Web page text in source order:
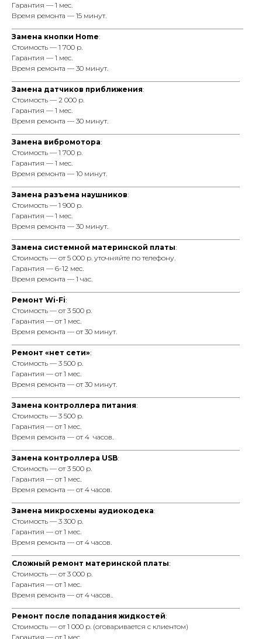
Гарантия — 1 мес.
Время ремонта — 15 минут.
Замена кнопки Home:
Стоимость — 1 700 р.
Гарантия — 1 мес.
Время ремонта — 30 минут.
Замена датчиков приближения:
Стоимость — 2 000 р.
Гарантия — 1 мес.
Время ремонта — 30 минут.
Замена вибромотора:
Стоимость — 1 700 р.
Гарантия — 1 мес.
Время ремонта — 10 минут.
Замена разъема наушников:
Стоимость — 1 900 р.
Гарантия — 1 мес.
Время ремонта — 30 минут.
Замена системной материнской платы:
Стоимость — от 5 000 р. уточняйте по телефону.
Гарантия — 6-12 мес.
Время ремонта — 1 час.
Ремонт Wi-Fi:
Стоимость — от 3 500 р.
Гарантия — от 1 мес.
Время ремонта — от 30 минут.
Ремонт «нет сети»:
Стоимость — 3 500 р.
Гарантия — от 1 мес.
Время ремонта — от 30 минут.
Замена контроллера питания:
Стоимость — 3 500 р.
Гарантия — от 1 мес.
Время ремонта — от 4 часов.
Замена контроллера USB:
Стоимость — от 3 500 р.
Гарантия — от 1 мес.
Время ремонта — от 4 часов.
Замена микросхемы аудиокодека:
Стоимость — 3 300 р.
Гарантия — от 1 мес.
Время ремонта — от 4 часов.
Сложный ремонт материнской платы:
Стоимость — от 3 000 р.
Гарантия — от 1 мес.
Время ремонта — от 4 часов..
Ремонт после попадания жидкостей:
Стоимость — от 1 000 р. (оговаривается с клиентом)
Гарантия — от 1 мес.